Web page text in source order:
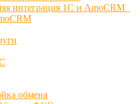
интеграция 1С и AmoCRM
обмена